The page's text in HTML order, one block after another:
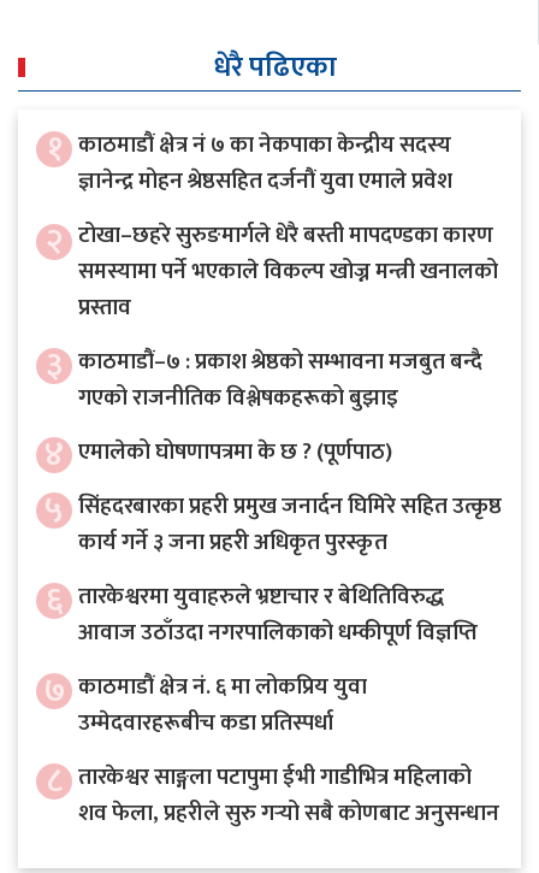
धेरै पढिएका
१ काठमाडौं क्षेत्र नं ७ का नेकपाका केन्द्रीय सदस्य
ज्ञानेन्द्र मोहन श्रेष्ठसहित दर्जनौं युवा एमाले प्रवेश
२ टोखा–छहरे सुरुङमार्गले धेरै बस्ती मापदण्डका कारण
समस्यामा पर्ने भएकाले विकल्प खोज्न मन्त्री खनालको
प्रस्ताव
३ काठमाडौं–७ : प्रकाश श्रेष्ठको सम्भावना मजबुत बन्दै
गएको राजनीतिक विश्लेषकहरूको बुझाइ
४ एमालेको घोषणापत्रमा के छ ? (पूर्णपाठ)
५ सिंहदरबारका प्रहरी प्रमुख जनार्दन घिमिरे सहित उत्कृष्ठ
कार्य गर्ने ३ जना प्रहरी अधिकृत पुरस्कृत
६ तारकेश्वरमा युवाहरुले भ्रष्टाचार र बेथितिविरुद्ध
आवाज उठाँउदा नगरपालिकाको धम्कीपूर्ण विज्ञप्ति
७ काठमाडौं क्षेत्र नं. ६ मा लोकप्रिय युवा
उम्मेदवारहरूबीच कडा प्रतिस्पर्धा
८ तारकेश्वर साङ्गला पटापुमा ईभी गाडीभित्र महिलाको
शव फेला, प्रहरीले सुरु गर्‍यो सबै कोणबाट अनुसन्धान